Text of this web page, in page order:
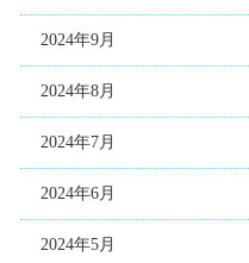
2024年9月
2024年8月
2024年7月
2024年6月
2024年5月